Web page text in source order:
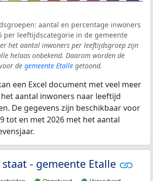
aantal en percentage inwoners
per leeftijdscategorie in de gemeente
het aantal inwoners per leeftijdsgroep zijn
helaas onbekend. Daarom worden de
de gemeente Etalle getoond.
een Excel document met veel meer
aantal inwoners naar leeftijd
De gegevens zijn beschikbaar voor
tot en met 2026 met het aantal
- gemeente Etalle